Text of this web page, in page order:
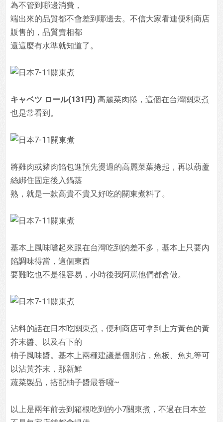
為不管到哪邊消費，
端出來的品質都不會差到哪邊去。不信大家看連便利商店
販售的，品質賣相都
還這麼有水準就知道了。
キャベツ ロール(131円) 高麗菜肉捲，這個在台灣關東煮
也是常看到。
將雞肉或豬肉餡包進預先燙過的高麗菜葉捲起，再以葫蘆
絲綁住固定後入鍋蒸
熟，就是一款高貴不貴又好吃的關東煮料了。
基本上風味嚐起來跟在台灣吃到的差不多，基本上只要內
餡調味得當，這個東西
要難吃也不是很容易，小時後我阿罵他們都會做。
沾料的話在日本吃關東煮，便利商店可拿到上方黃色的黃
芥末醬、以及右下的
柚子風味醬。基本上兩種建議是個別沾，魚板、魚丸等可
以沾黃芥末，那新鮮
蔬菜製品，搭配柚子醬最香囉~
以上是兩年前去到箱根吃到的小7關東煮，不過在日本並